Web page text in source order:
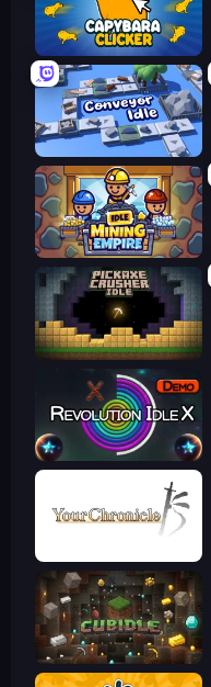
Capybara Clicker
Conveyor Idle
Idle Mining Empire
Pickaxe Crusher Idle
Revolution Idle X
Cubidle